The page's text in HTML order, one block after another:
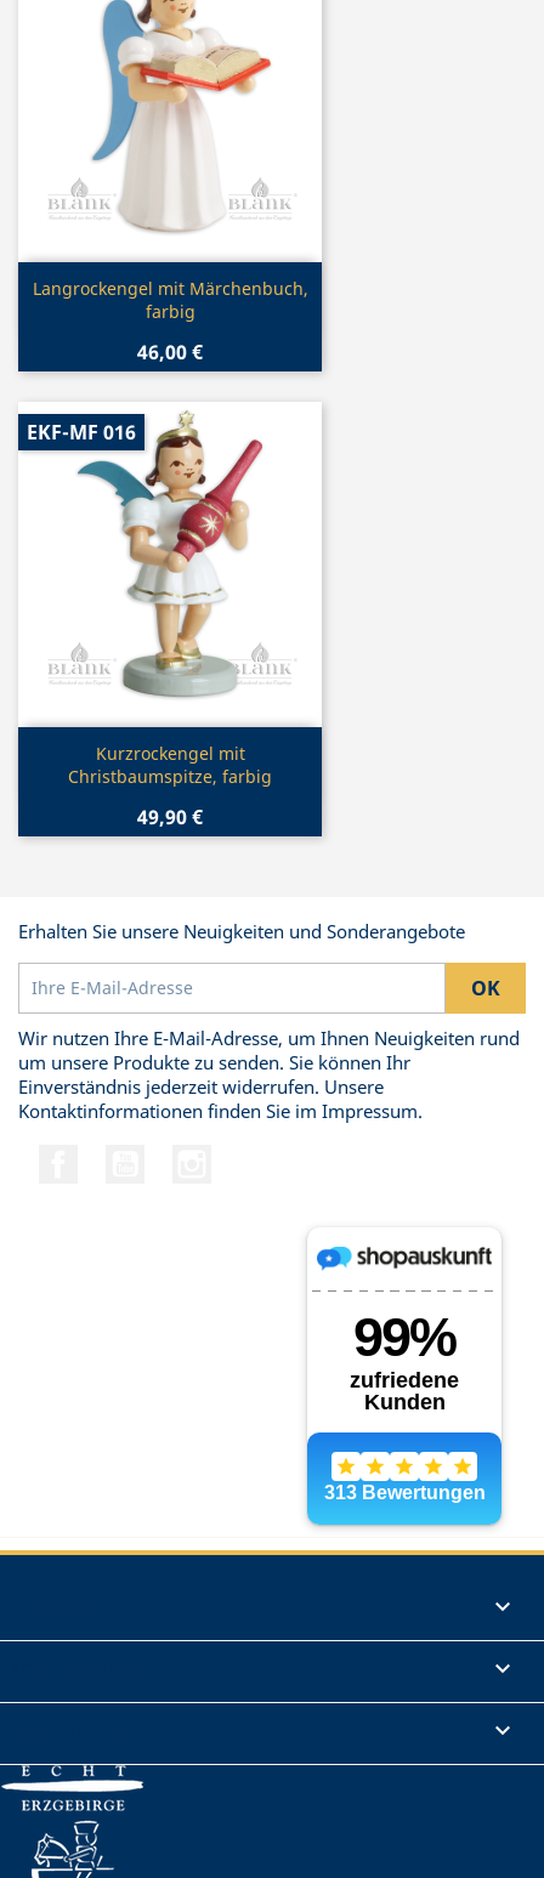
Vorschau
Langrockengel mit Märchenbuch,
farbig
46,00 €
Vorschau
Kurzrockengel mit
Christbaumspitze, farbig
49,90 €
EKF-MF 016
Erhalten Sie unsere Neuigkeiten und Sonderangebote
Wir nutzen Ihre E-Mail-Adresse, um Ihnen Neuigkeiten rund
um unsere Produkte zu senden. Sie können Ihr
Einverständnis jederzeit widerrufen. Unsere
Kontaktinformationen finden Sie im Impressum.


